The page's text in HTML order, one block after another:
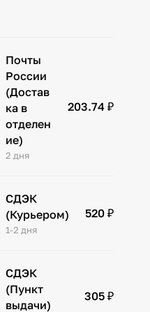
Почты
России
(Достав
ка в
отделен
ие)
2 дня
203.74 ₽
СДЭК
(Курьером)
1-2 дня
520 ₽
СДЭК
(Пункт
выдачи)
305 ₽